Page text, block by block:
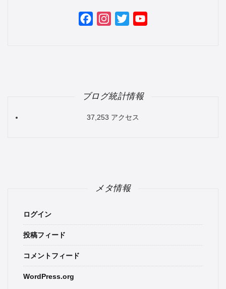
FacebookInstagram
Twitter
ブログ統計情報
37,253 アクセス
メタ情報
ログイン
投稿フィード
コメントフィード
WordPress.org